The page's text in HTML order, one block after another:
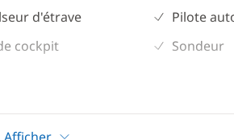
d'étrave
cockpit
Pilote
Sondeur